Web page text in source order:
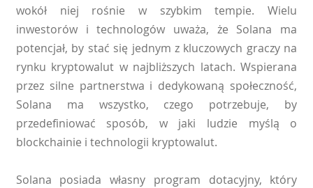
wokół niej rośnie w szybkim tempie. Wielu
inwestorów i technologów uważa, że Solana ma
potencjał, by stać się jednym z kluczowych graczy na
rynku kryptowalut w najbliższych latach. Wspierana
przez silne partnerstwa i dedykowaną społeczność,
Solana ma wszystko, czego potrzebuje, by
przedefiniować sposób, w jaki ludzie myślą o
blockchainie i technologii kryptowalut.
Solana posiada własny program dotacyjny, który